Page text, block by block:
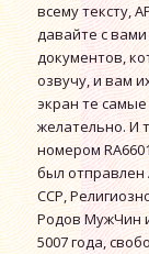
всему тексту,
давайте с вами
документов,
озвучу, и вам
экран те
желательно. И
номером
был отправлен
CCР,
Родов МужЧин
5007 года,